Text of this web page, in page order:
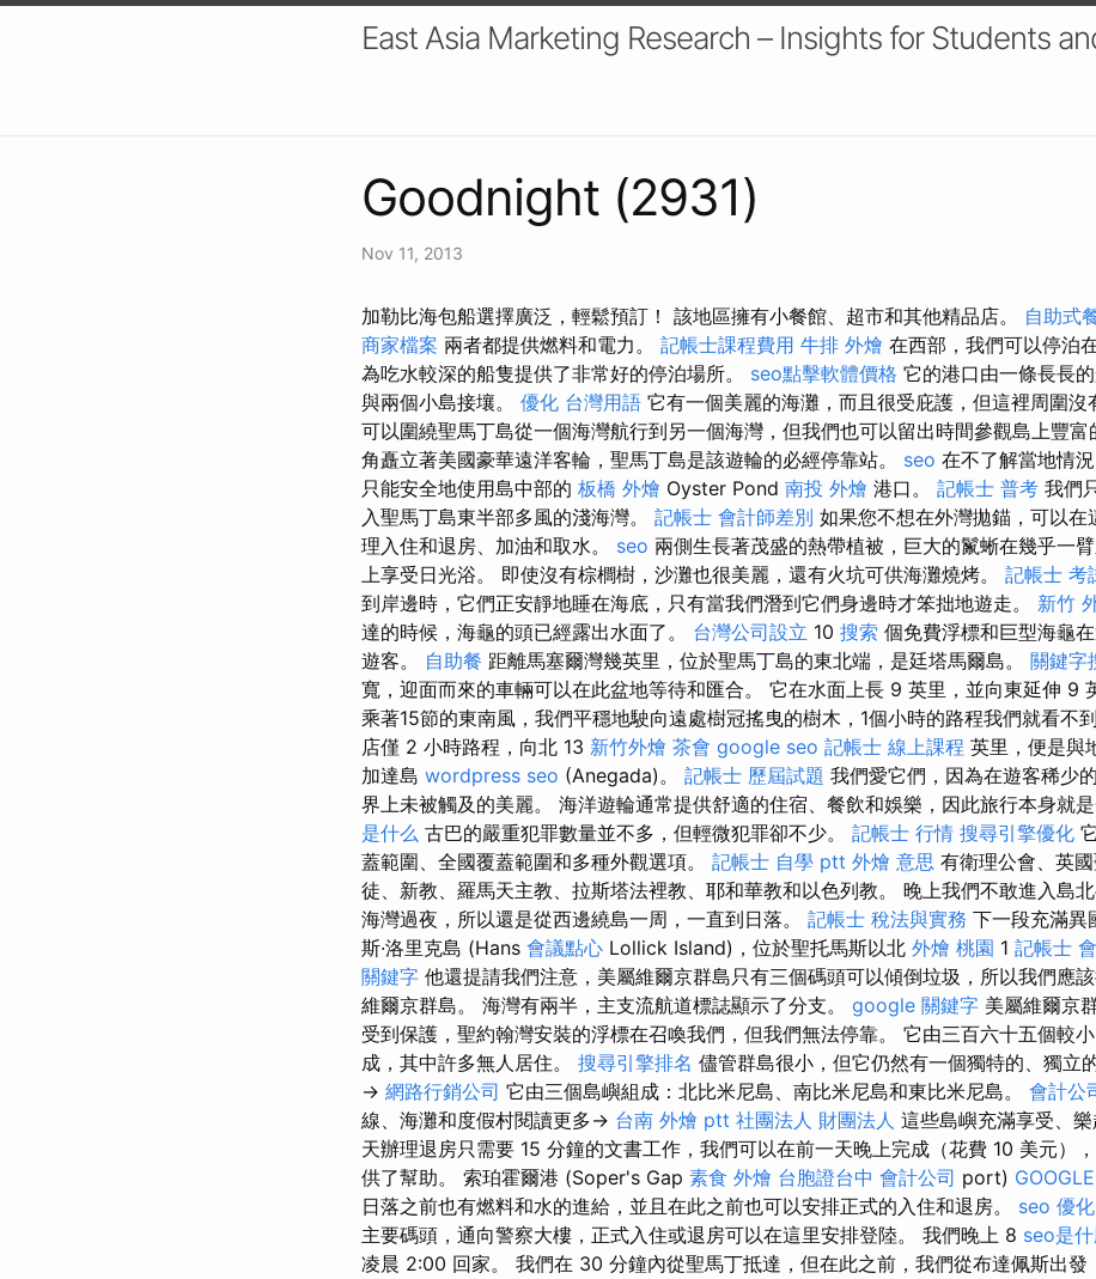
East Asia Marketing Research – Insights for Students
Goodnight (2931)
Nov 11, 2013
加勒比海包船選擇廣泛，輕鬆預訂！ 該地區擁有小餐館、超市和其他精品店。 自助式
商家檔案 兩者都提供燃料和電力。 記帳士課程費用 牛排 外燴 在西部，我們可以停泊
為吃水較深的船隻提供了非常好的停泊場所。 seo點擊軟體價格 它的港口由一條長長
與兩個小島接壤。 優化 台灣用語 它有一個美麗的海灘，而且很受庇護，但這裡周圍沒
可以圍繞聖馬丁島從一個海灣航行到另一個海灣，但我們也可以留出時間參觀島上豐富
角矗立著美國豪華遠洋客輪，聖馬丁島是該遊輪的必經停靠站。 seo 在不了解當地情
只能安全地使用島中部的 板橋 外燴 Oyster Pond 南投 外燴 港口。 記帳士 普考 我們
入聖馬丁島東半部多風的淺海灣。 記帳士 會計師差別 如果您不想在外灣拋錨，可以在
理入住和退房、加油和取水。 seo 兩側生長著茂盛的熱帶植被，巨大的鬣蜥在幾乎一
上享受日光浴。 即使沒有棕櫚樹，沙灘也很美麗，還有火坑可供海灘燒烤。 記帳士 考
到岸邊時，它們正安靜地睡在海底，只有當我們潛到它們身邊時才笨拙地遊走。 新竹
達的時候，海龜的頭已經露出水面了。 台灣公司設立 10 搜索 個免費浮標和巨型海龜
遊客。 自助餐 距離馬塞爾灣幾英里，位於聖馬丁島的東北端，是廷塔馬爾島。 關鍵字
寬，迎面而來的車輛可以在此盆地等待和匯合。 它在水面上長 9 英里，並向東延伸 9
乘著15節的東南風，我們平穩地駛向遠處樹冠搖曳的樹木，1個小時的路程我們就看不
店僅 2 小時路程，向北 13 新竹外燴 茶會 google seo 記帳士 線上課程 英里，便是與
加達島 wordpress seo (Anegada)。 記帳士 歷屆試題 我們愛它們，因為在遊客稀少
界上未被觸及的美麗。 海洋遊輪通常提供舒適的住宿、餐飲和娛樂，因此旅行本身就是
是什么 古巴的嚴重犯罪數量並不多，但輕微犯罪卻不少。 記帳士 行情 搜尋引擎優化
蓋範圍、全國覆蓋範圍和多種外觀選項。 記帳士 自學 ptt 外燴 意思 有衛理公會、英
徒、新教、羅馬天主教、拉斯塔法裡教、耶和華教和以色列教。 晚上我們不敢進入島
海灣過夜，所以還是從西邊繞島一周，一直到日落。 記帳士 稅法與實務 下一段充滿異
斯·洛里克島 (Hans 會議點心 Lollick Island)，位於聖托馬斯以北 外燴 桃園 1 記帳士
關鍵字 他還提請我們注意，美屬維爾京群島只有三個碼頭可以傾倒垃圾，所以我們應
維爾京群島。 海灣有兩半，主支流航道標誌顯示了分支。 google 關鍵字 美屬維爾京
受到保護，聖約翰灣安裝的浮標在召喚我們，但我們無法停靠。 它由三百六十五個較
成，其中許多無人居住。 搜尋引擎排名 儘管群島很小，但它仍然有一個獨特的、獨立
→ 網路行銷公司 它由三個島嶼組成：北比米尼島、南比米尼島和東比米尼島。 會計公
線、海灘和度假村閱讀更多→ 台南 外燴 ptt 社團法人 財團法人 這些島嶼充滿享受、
天辦理退房只需要 15 分鐘的文書工作，我們可以在前一天晚上完成（花費 10 美元）
供了幫助。 索珀霍爾港 (Soper's Gap 素食 外燴 台胞證台中 會計公司 port)
日落之前也有燃料和水的進給，並且在此之前也可以安排正式的入住和退房。 seo 優化
主要碼頭，通向警察大樓，正式入住或退房可以在這里安排登陸。 我們晚上 8 seo是
凌晨 2:00 回家。 我們在 30 分鐘內從聖馬丁抵達，但在此之前，我們從布達佩斯出發